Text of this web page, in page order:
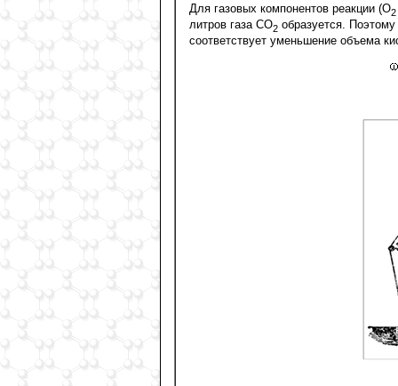
Для газовых компонентов реакции (О2
литров газа СО2 образуется.
соответствует уменьшение объема